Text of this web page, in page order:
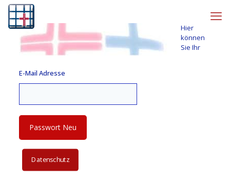
E-Mail Adresse
Datenschutz
Hier
können
Sie Ihr